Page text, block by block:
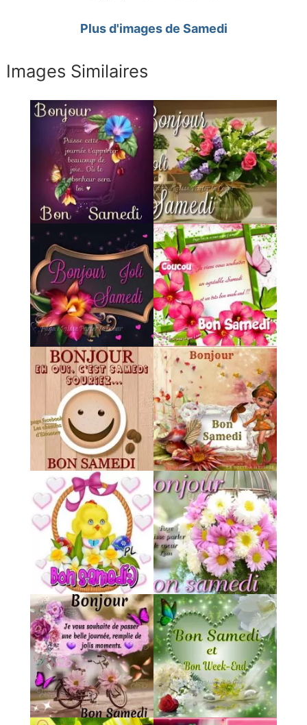
Plus d'images de Samedi
Images Similaires